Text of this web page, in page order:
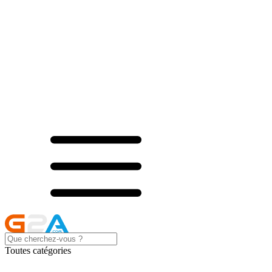
Toutes catégories